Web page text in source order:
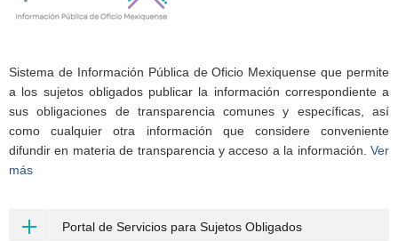
Sistema de Información Pública de Oficio Mexiquense que permite
a los sujetos obligados publicar la información correspondiente a
sus obligaciones de transparencia comunes y específicas, así
como cualquier otra información que considere conveniente
difundir en materia de transparencia y acceso a la información. Ver
más
Portal de Servicios para Sujetos Obligados